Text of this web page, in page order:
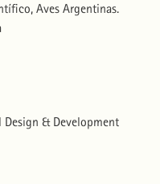
Aves Argentinas.
Design & Development